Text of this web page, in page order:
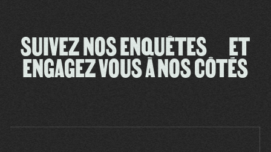
SUIVEZ NOS ENQUÊTES ET
ENGAGEZ VOUS À NOS CÔTÉS